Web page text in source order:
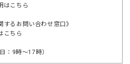
はこちら
するお問い合わせ窓口》
こちら
：9時～17時）